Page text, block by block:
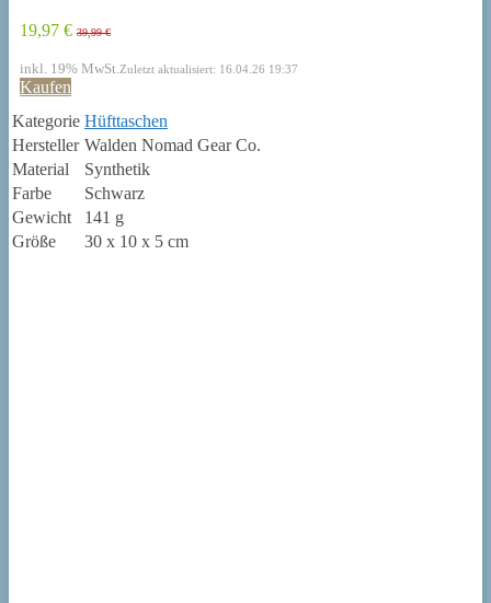
19,97 € 39,99 €
inkl. 19% MwSt. Zuletzt aktualisiert: 16.04.26 19:37
Kaufen
Kategorie Hüfttaschen
Hersteller Walden Nomad Gear Co.
Material
Synthetik
Farbe
Schwarz
Gewicht
141 g
Größe
30 x 10 x 5 cm